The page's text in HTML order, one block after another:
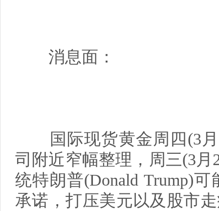
消息面：
国际现货黄金周四(3月
司附近窄幅整理，周三(3
统特朗普(Donald Trump)
承诺，打压美元以及股市